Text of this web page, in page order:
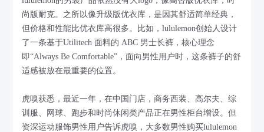
尚版耐克。之所以像升级版优衣库，是因其舒适简单经典，
但价格和性能比优衣库高很多。比如，lululemon创始人设计
了一条基于Utilitech 面料的 ABC 男士长裤，核心理念
即“Always Be Comfortable”，面向男性用户时，这条裤子的舒
适感被放在最重要的位置。
虎嗅获悉，最近一年，在中国门店，商务西装、高尔夫、综
训服、网球、跑步和时尚休闲类产品正在男性柜台增设。但
资深运动服饰男性用户告诉虎嗅，大多数男性购买lululemon